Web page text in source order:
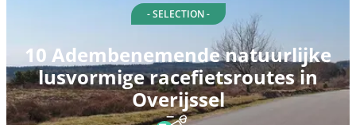
- SELECTION -
10 Adembenemende natuurlijke
lusvormige racefietsroutes in
Overijssel